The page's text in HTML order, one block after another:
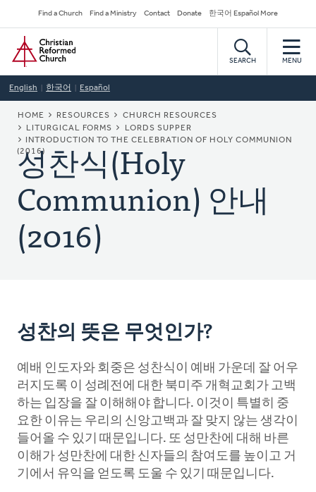
to
main
content
Secondary
Navigation
Find a Church Find a Ministry Contact Donate 한국어 Español More
Home
SEARCH MENU
English 한국어 Español
BREADCRUMB
HOME RESOURCES
CHURCH RESOURCES
LITURGICAL FORMS
LORDS SUPPER
INTRODUCTION TO THE CELEBRATION OF HOLY COMMUNION
(2016)
성찬식(Holy
Communion) 안내
(2016)
성찬의 뜻은 무엇인가?
예배 인도자와 회중은 성찬식이 예배 가운데 잘 어우
러지도록 이 성례전에 대한 북미주 개혁교회가 고백
하는 입장을 잘 이해해야 합니다. 이것이 특별히 중
요한 이유는 우리의 신앙고백과 잘 맞지 않는 생각이
들어올 수 있기 때문입니다. 또 성만찬에 대해 바른
이해가 성만찬에 대한 신자들의 참여도를 높이고 거
기에서 유익을 얻도록 도울 수 있기 때문입니다.